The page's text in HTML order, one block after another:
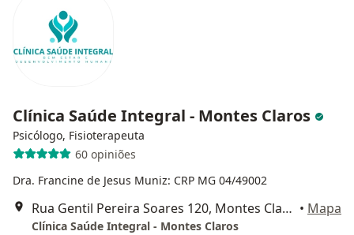
Clínica Saúde Integral - Montes Claros
Psicólogo, Fisioterapeuta
60 opiniões
Dra. Francine de Jesus Muniz: CRP MG 04/49002
Rua Gentil Pereira Soares 120, Montes Claros • Mapa
Clínica Saúde Integral - Montes Claros